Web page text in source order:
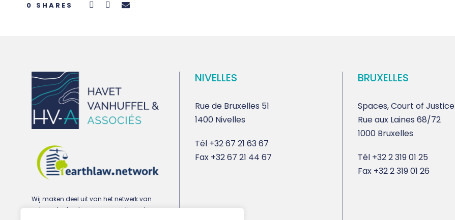
0 SHARES
Wij maken deel uit van het netwerk van
advocatenkantoren gespecialiseerd in
NIVELLES
Rue de Bruxelles 51
1400 Nivelles
Tél +32 67 21 63 67
Fax +32 67 21 44 67
BRUXELLES
Spaces, Court of Justice
Rue aux Laines 68/72
1000 Bruxelles
Tél +32 2 319 01 25
Fax +32 2 319 01 26